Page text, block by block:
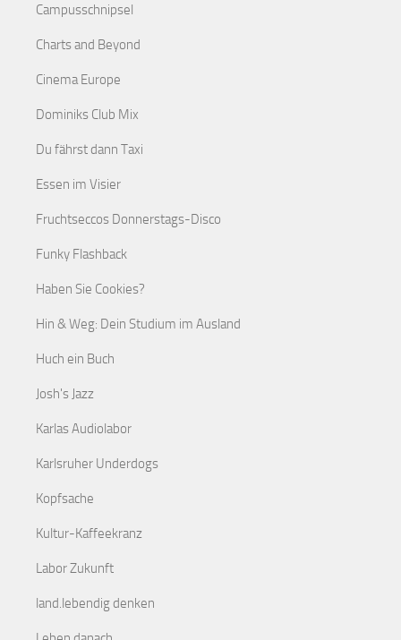
Campusschnipsel
Charts and Beyond
Cinema Europe
Dominiks Club Mix
Du fährst dann Taxi
Essen im Visier
Fruchtseccos Donnerstags-Disco
Funky Flashback
Haben Sie Cookies?
Hin & Weg: Dein Studium im Ausland
Huch ein Buch
Josh's Jazz
Karlas Audiolabor
Karlsruher Underdogs
Kopfsache
Kultur-Kaffeekranz
Labor Zukunft
land.lebendig denken